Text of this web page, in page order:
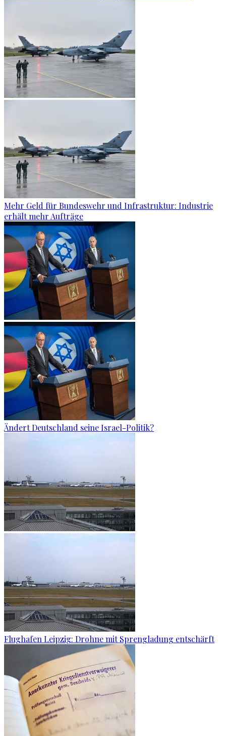
Mehr Geld für Bundeswehr und Infrastruktur: Industrie
erhält mehr Aufträge
Ändert Deutschland seine Israel-Politik?
Flughafen Leipzig: Drohne mit Sprengladung entschärft